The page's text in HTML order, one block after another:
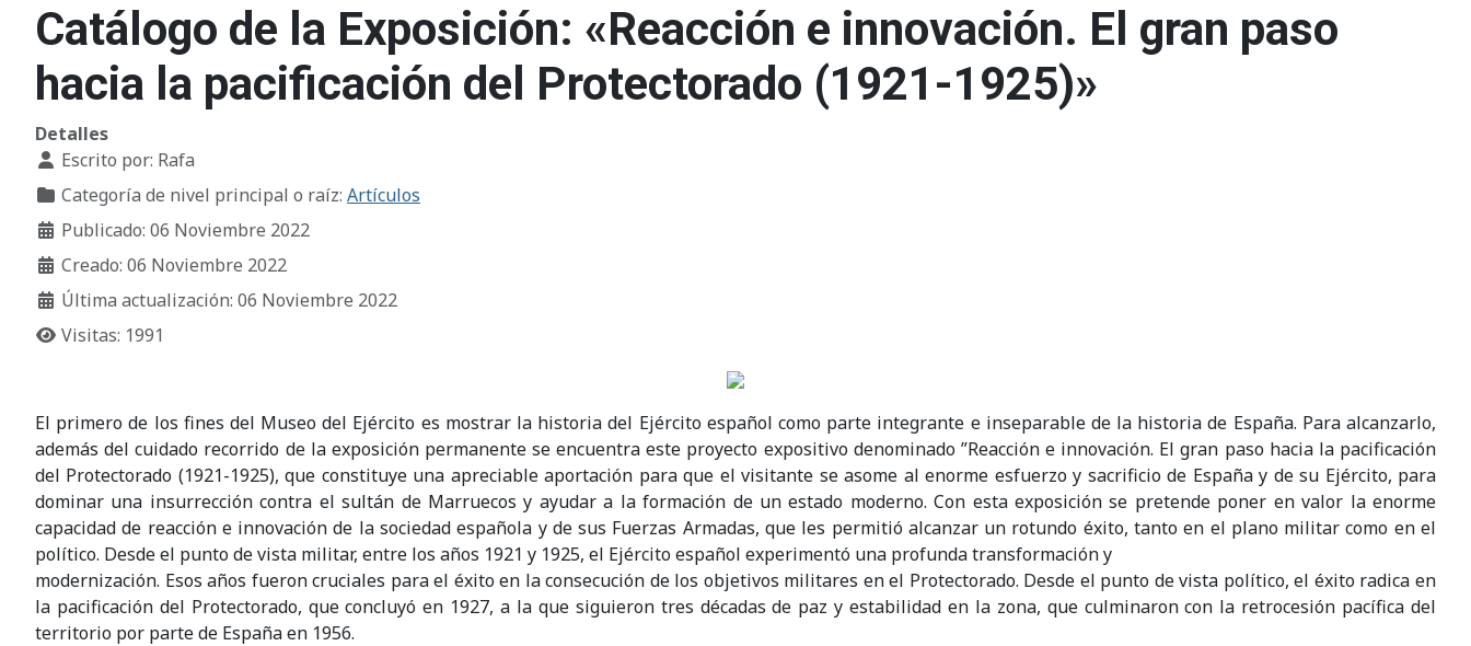
Catálogo de la Exposición: «Reacción e innovación. El gran paso
hacia la pacificación del Protectorado (1921-1925)»
Detalles
Escrito por: Rafa
Categoría de nivel principal o raíz: Artículos
Publicado: 06 Noviembre 2022
Creado: 06 Noviembre 2022
Última actualización: 06 Noviembre 2022
Visitas: 1991
El primero de los fines del Museo del Ejército es mostrar la historia del Ejército español como parte integrante e inseparable de la historia de España. Para alcanzarlo,
además del cuidado recorrido de la exposición permanente se encuentra este proyecto expositivo denominado ”Reacción e innovación. El gran paso hacia la pacificación
del Protectorado (1921-1925), que constituye una apreciable aportación para que el visitante se asome al enorme esfuerzo y sacrificio de España y de su Ejército, para
dominar una insurrección contra el sultán de Marruecos y ayudar a la formación de un estado moderno. Con esta exposición se pretende poner en valor la enorme
capacidad de reacción e innovación de la sociedad española y de sus Fuerzas Armadas, que les permitió alcanzar un rotundo éxito, tanto en el plano militar como en el
político. Desde el punto de vista militar, entre los años 1921 y 1925, el Ejército español experimentó una profunda transformación y
modernización. Esos años fueron cruciales para el éxito en la consecución de los objetivos militares en el Protectorado. Desde el punto de vista político, el éxito radica en
la pacificación del Protectorado, que concluyó en 1927, a la que siguieron tres décadas de paz y estabilidad en la zona, que culminaron con la retrocesión pacífica del
territorio por parte de España en 1956.